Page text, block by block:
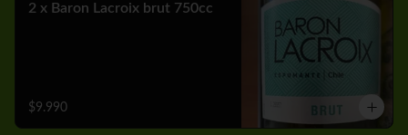
2 x Baron Lacroix brut 750cc
$9.990